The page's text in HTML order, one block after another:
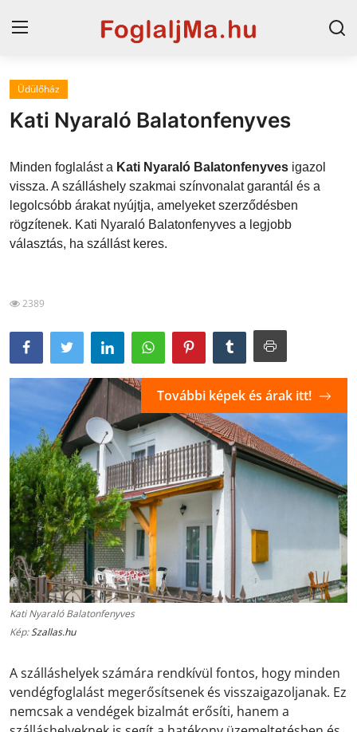
Magyarország
Horvát tengerpart
Horvátország
Szállások a Balatonon
Szállások Hajdúszoboszlón
Üdülőház
Kati Nyaraló Balatonfenyves
Minden foglalást a Kati Nyaraló Balatonfenyves igazol
vissza. A szálláshely szakmai színvonalat garantál és a
legolcsóbb árakat nyújtja, amelyeket szerződésben
rögzítenek. Kati Nyaraló Balatonfenyves a legjobb
választás, ha szállást keres.
2389
Kati Nyaraló Balatonfenyves
Kép:Szallas.hu
További képek és árak itt!
A szálláshelyek számára rendkívül fontos, hogy minden
vendégfoglalást megerősítsenek és visszaigazoljanak. Ez
nemcsak a vendégek bizalmát erősíti, hanem a